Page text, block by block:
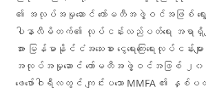
၏ အလုပ်အမှုဆောင် ကော်မတီအဖွဲ့ဝင်အဖြစ် ရွေ
ပါနာလီမိတက်၏ လုပ်ငန်းလည်ပတ်ရေး အရာရှိ
အား မြန်မာနိုင်ငံအသေးစား ငွေရေးကြေးရေးလုပ်ငန်း
အလုပ်အမှုဆောင် ကော်မတီအဖွဲ့ဝင်အဖြစ်
ဖေဖော်ဝါရီလတွင် ကျင်းပသော MMFA ၏ နှ